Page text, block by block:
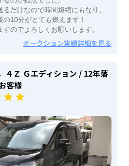
だけなので時間短縮にもなり、
10分がとても燃えます！
のでよろしくお願いします。
オークション実績詳細を見る
４Ｚ Ｇエディション / 12年落
客様